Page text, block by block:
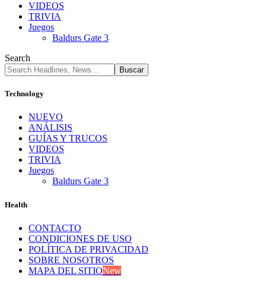
VIDEOS
TRIVIA
Juegos
Baldurs Gate 3
Search
Technology
NUEVO
ANÁLISIS
GUÍAS Y TRUCOS
VIDEOS
TRIVIA
Juegos
Baldurs Gate 3
Health
CONTACTO
CONDICIONES DE USO
POLÍTICA DE PRIVACIDAD
SOBRE NOSOTROS
MAPA DEL SITIONew